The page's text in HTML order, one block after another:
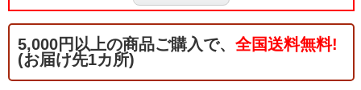
5,000円以上の商品ご購入で、 全国送料無料!
(お届け先1カ所)